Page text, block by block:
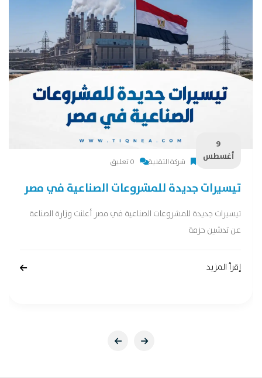
9
أغسطس
شركة التقنية 0 تعليق
تيسيرات جديدة للمشروعات الصناعية في مصر
تيسيرات جديدة للمشروعات الصناعية في مصر أعلنت وزارة الصناعة
عن تدشين حزمة
إقرأ المزيد